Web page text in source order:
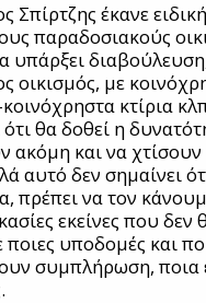
Σπίρτζης έκανε
παραδοσιακούς
υπάρξει
οικισμός, με
κτίρια
ότι θα δοθεί η
ακόμη και να
αυτό δεν σημαίνει
πρέπει να τον
εκείνες που
ποιες υποδομές και
συμπλήρωση, ποια